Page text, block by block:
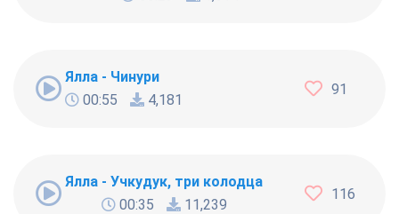
Ялла - Чинури
00:55
4,181
91
Ялла - Учкудук, три колодца
00:35
11,239
116